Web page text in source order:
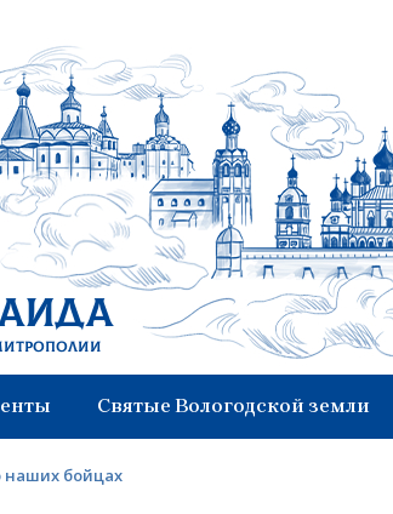
Святые Вологодской земли
наших бойцах